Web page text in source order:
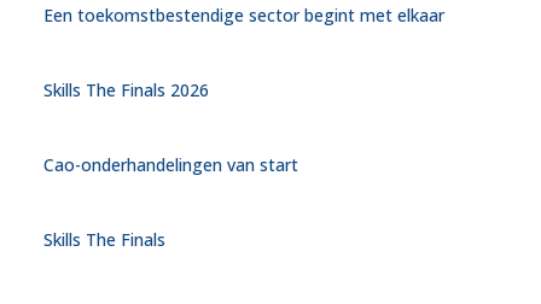
Een toekomstbestendige sector begint met elkaar
Skills The Finals 2026
Cao-onderhandelingen van start
Skills The Finals